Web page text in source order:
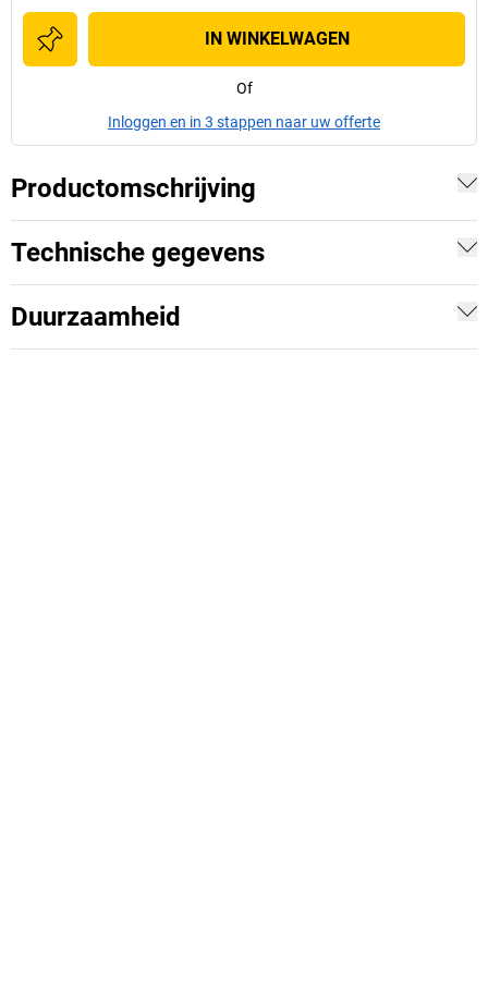
IN WINKELWAGEN
Of
Inloggen en in 3 stappen naar uw offerte
Productomschrijving
Technische gegevens
Duurzaamheid